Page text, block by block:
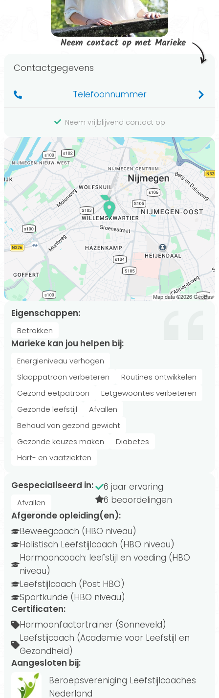
Neem contact op met Marieke
Contactgegevens
Telefoonnummer
Neem vrijblijvend contact op
Eigenschappen:
Betrokken
Marieke kan jou helpen bij:
Energieniveau verhogen
Slaappatroon verbeteren
Routines ontwikkelen
Gezond eetpatroon
Eetgewoontes verbeteren
Gezonde leefstijl
Afvallen
Behoud van gezond gewicht
Gezonde keuzes maken
Diabetes
Hart- en vaatziekten
Gespecialiseerd in:
Afvallen
6 jaar ervaring
6 beoordelingen
Afgeronde opleiding(en):
Beweegcoach (HBO niveau)
Holistisch Leefstijlcoach (HBO niveau)
Hormooncoach: leefstijl en voeding (HBO
niveau)
Leefstijlcoach (Post HBO)
Sportkunde (HBO niveau)
Certificaten:
Hormoonfactortrainer (Sonneveld)
Leefstijcoach (Academie voor Leefstijl en
Gezondheid)
Aangesloten bij:
Beroepsvereniging Leefstijlcoaches
Nederland